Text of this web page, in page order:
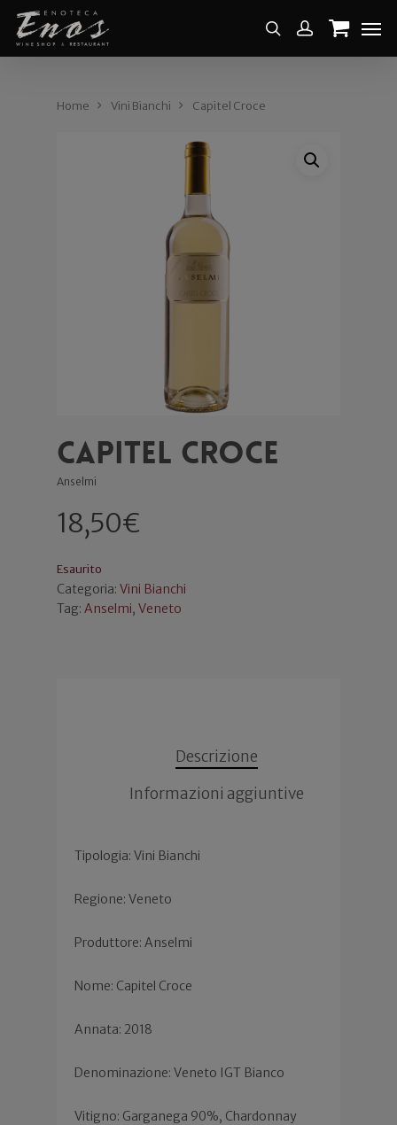
Home Vini Bianchi Capitel Croce
Capitel Croce
Anselmi
18,50€
Esaurito
Categoria: Vini Bianchi
Tag: Anselmi, Veneto
Descrizione
Informazioni aggiuntive
Tipologia: Vini Bianchi
Regione: Veneto
Produttore: Anselmi
Nome: Capitel Croce
Annata: 2018
Denominazione: Veneto IGT Bianco
Vitigno: Garganega 90%, Chardonnay